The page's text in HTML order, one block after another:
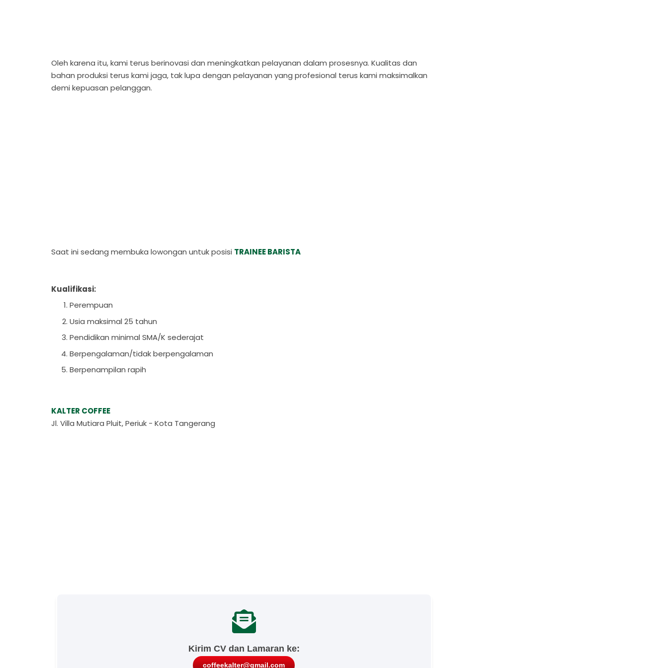
Oleh karena itu, kami terus berinovasi dan meningkatkan pelayanan dalam prosesnya. Kualitas dan
bahan produksi terus kami jaga, tak lupa dengan pelayanan yang profesional terus kami maksimalkan
demi kepuasan pelanggan.
Saat ini sedang membuka lowongan untuk posisi TRAINEE BARISTA
Kualifikasi:
Perempuan
Usia maksimal 25 tahun
Pendidikan minimal SMA/K sederajat
Berpengalaman/tidak berpengalaman
Berpenampilan rapih
KALTER COFFEE
Jl. Villa Mutiara Pluit, Periuk - Kota Tangerang
Kirim CV dan Lamaran ke:
coffeekalter@gmail.com